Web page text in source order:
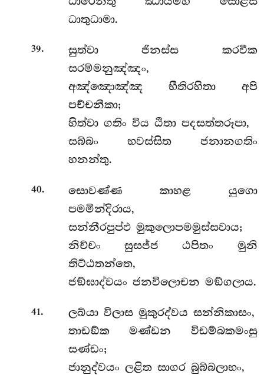
ධාතුධාමා.
39.
සුත්වා ජිනස්ස කරවීක
සරම්මනුඤ්ඤං,
අඤ්ඤොඤ්ඤ භීතිරහිතා අපි
පච්චනීකා;
හිත්වා ගතිං විය ඨිතා පදසත්තරූපා,
සබ්බං භවස්සිත ජනානගතිං
හනන්තු.
40.
සොවණ්ණ කාහළ යුගො
පමමින්දිරාය,
සන්නීරපුප්ඵ මුකුලොපමමුස්සවාය;
නිච්චං සුසජ්ජ ඨපිතං මුනි
තිට්ඨතන්තෙ,
ජඞ්ඝාද්වයං ජනවිලොචන මඞ්ගලාය.
41.
ලඛ්යා විලාස මුකුරද්වය සන්නිකාසං,
තාඩඞ්ක මණ්ඩන විඩම්බකමංසු
සණ්ඩං;
ජානුද්වයං ලළිත සාගර බුබ්බලාභං,